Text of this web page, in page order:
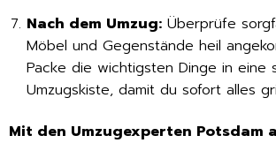
Nach dem Umzug: Überprüfe
Möbel und Gegenstände heil
Packe die wichtigsten Dinge in eine
Umzugskiste, damit du sofort alles
Mit den Umzugexperten Potsdam